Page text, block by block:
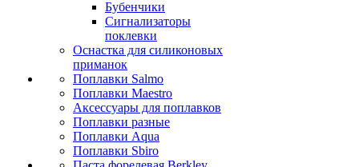
Бубенчики
Сигнализаторы
поклевки
Оснастка для силиконовых
приманок
Поплавки Salmo
Поплавки Maestro
Аксессуары для поплавков
Поплавки разные
Поплавки Aqua
Поплавки Sbiro